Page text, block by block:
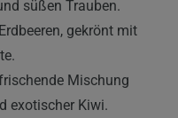
süßen Trauben.
gekrönt mit
Mischung
exotischer Kiwi.